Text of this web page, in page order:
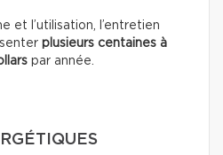
et l’utilisation, l’entretien
plusieurs centaines à
par année.